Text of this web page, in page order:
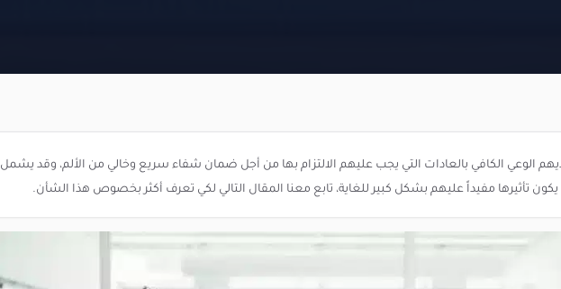
الكافي بالعادات التي يجب عليهم الالتزام بها من أجل ضمان شفاء سريع وخالي من الألم، وقد يشمل
تأثيرها مفيداً عليهم بشكل كبير للغاية، تابع معنا المقال التالي لكي تعرف أكثر بخصوص هذا الشأن.